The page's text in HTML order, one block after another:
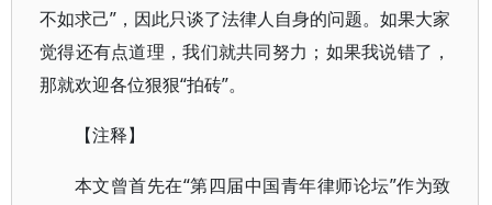
不如求己”，因此只谈了法律人自身的问题。如果大家
觉得还有点道理，我们就共同努力；如果我说错了，
那就欢迎各位狠狠“拍砖”。
【注释】
本文曾首先在“第四届中国青年律师论坛”作为致